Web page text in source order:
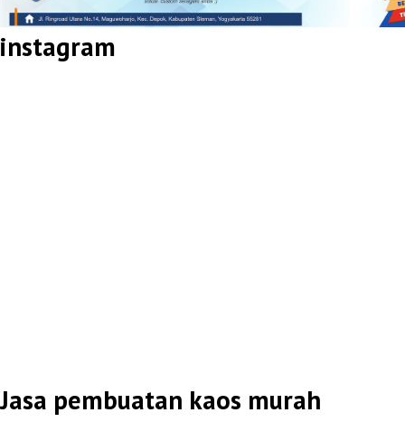
instagram
Jasa pembuatan kaos murah